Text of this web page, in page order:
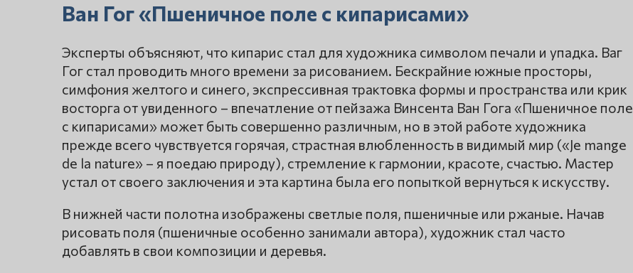
Ван Гог «Пшеничное поле с кипарисами»
Эксперты объясняют, что кипарис стал для художника символом печали и упадка. Ваг
Гог стал проводить много времени за рисованием. Бескрайние южные просторы,
симфония желтого и синего, экспрессивная трактовка формы и пространства или крик
восторга от увиденного – впечатление от пейзажа Винсента Ван Гога «Пшеничное поле
с кипарисами» может быть совершенно различным, но в этой работе художника
прежде всего чувствуется горячая, страстная влюбленность в видимый мир («Je mange
de la nature» – я поедаю природу), стремление к гармонии, красоте, счастью. Мастер
устал от своего заключения и эта картина была его попыткой вернуться к искусству.
В нижней части полотна изображены светлые поля, пшеничные или ржаные. Начав
рисовать поля (пшеничные особенно занимали автора), художник стал часто
добавлять в свои композиции и деревья.